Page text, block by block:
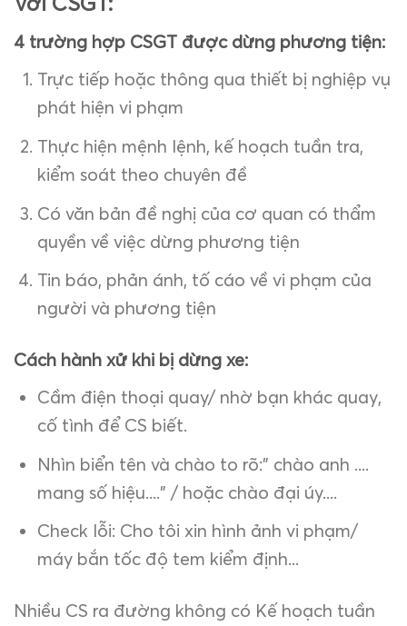
4 trường hợp CSGT được dừng phương tiện:
Trực tiếp hoặc thông qua thiết bị nghiệp vụ
phát hiện vi phạm
Thực hiện mệnh lệnh, kế hoạch tuần tra,
kiểm soát theo chuyên đề
Có văn bản đề nghị của cơ quan có thẩm
quyền về việc dừng phương tiện
Tin báo, phản ánh, tố cáo về vi phạm của
người và phương tiện
Cách hành xử khi bị dừng xe:
Cầm điện thoại quay/ nhờ bạn khác quay,
cố tình để CS biết.
Nhìn biển tên và chào to rõ:" chào anh ....
mang số hiệu...." / hoặc chào đại úy....
Check lỗi: Cho tôi xin hình ảnh vi phạm/
máy bắn tốc độ tem kiểm định...
Nhiều CS ra đường không có Kế hoạch tuần